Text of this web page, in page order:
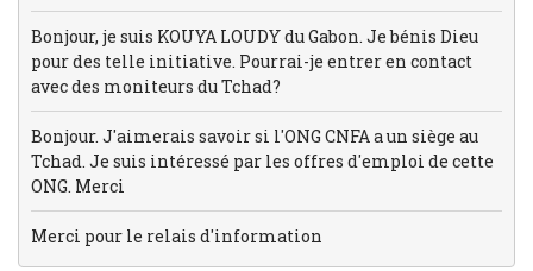
Bonjour, je suis KOUYA LOUDY du Gabon. Je bénis Dieu
pour des telle initiative. Pourrai-je entrer en contact
avec des moniteurs du Tchad?
Bonjour. J'aimerais savoir si l'ONG CNFA a un siège au
Tchad. Je suis intéressé par les offres d'emploi de cette
ONG. Merci
Merci pour le relais d'information